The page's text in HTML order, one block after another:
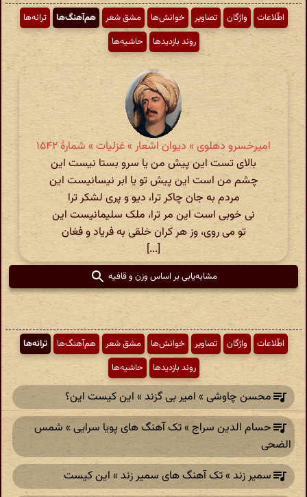
اطّلاعات واژگان تصاویر خوانش‌ها مشق شعر هم‌آهنگ‌ها
ترانه‌ها
روند بازدیدها
حاشیه‌ها
امیرخسرو دهلوی » دیوان اشعار » غزلیات » شمارهٔ ۱۵۴۲
بالای تست این پیش من یا سرو بستا نیست این
چشم من است این پیش تو یا ابر نیسانیست این
مردم به جان چاکر ترا، دیو و پری لشکر ترا
نی خوبی است این مر ترا، ملک سلیمانیست این
تو می روی، وز هر کران خلقی به فریاد و فغان
[...]
مشابه‌یابی بر اساس وزن و قافیه
اطّلاعات واژگان تصاویر خوانش‌ها مشق شعر هم‌آهنگ‌ها
ترانه‌ها
روند بازدیدها
حاشیه‌ها
محسن چاوشی » امیر بی گزند » این کیست این؟
حسام الدین سراج » تک آهنگ های پویا سرایی » شمس
الضحی
سمیر زند » تک آهنگ های سمیر زند » این کیست